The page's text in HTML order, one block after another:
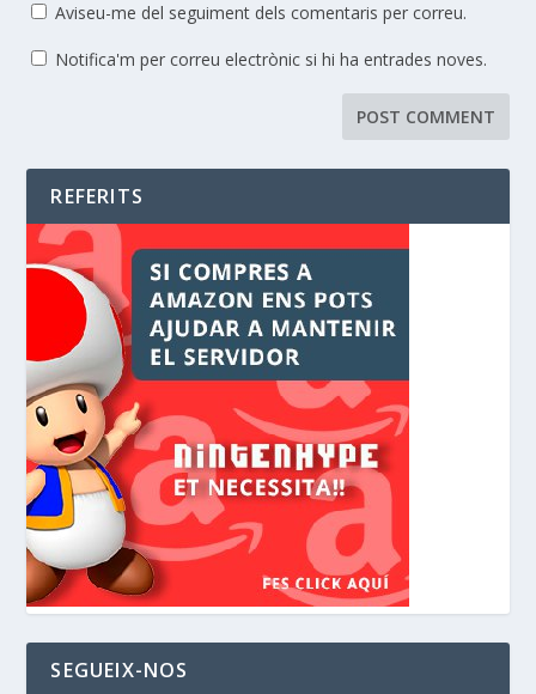
Aviseu-me del seguiment dels comentaris per correu.
Notifica'm per correu electrònic si hi ha entrades noves.
REFERITS
SEGUEIX-NOS